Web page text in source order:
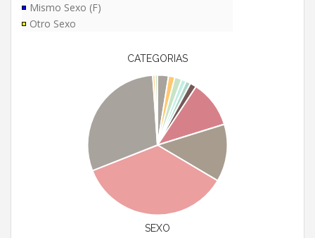
Mismo Sexo (F)
Otro Sexo
CATEGORIAS
SEXO